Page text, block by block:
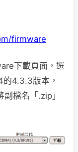
firmware
下載頁面，選
4.3.3版本，
檔名「.zip」